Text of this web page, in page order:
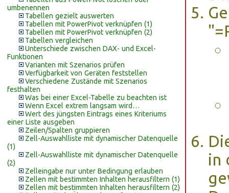
umbenennen
Tabellen gezielt auswerten
Tabellen mit PowerPivot verknüpfen (1)
Tabellen mit PowerPivot verknüpfen (2)
Tabellen vergleichen
Unterschiede zwischen DAX- und Excel-
Funktionen
Varianten mit Szenarios prüfen
Verfügbarkeit von Geräten feststellen
Verschiedene Zustände mit Szenarios
festhalten
Was bei einer Excel-Tabelle zu beachten ist
Wenn Excel extrem langsam wird…
Wert des jüngsten Eintrags eines Kriteriums
einer Liste ausgeben
Zeilen/Spalten gruppieren
Zell-Auswahlliste mit dynamischer Datenquelle
(1)
Zell-Auswahlliste mit dynamischer Datenquelle
(2)
Zelleingabe nur unter Bedingung erlauben
Zellen mit bestimmten Inhalten herausfiltern (1)
Zellen mit bestimmten Inhalten herausfiltern (2)
in